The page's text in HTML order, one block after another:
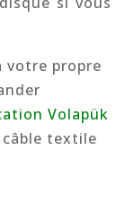
votre propre
Volapük
textile